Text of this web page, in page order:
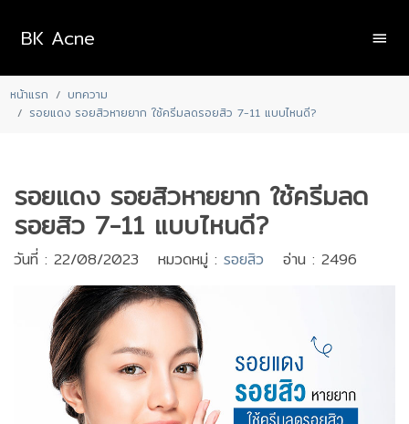
BK Acne
หน้าแรก
บทความ
รอยแดง รอยสิวหายยาก ใช้ครีมลดรอยสิว 7-11 แบบไหนดี?
รอยแดง รอยสิวหายยาก ใช้ครีมลด
รอยสิว 7-11 แบบไหนดี?
วันที่ : 22/08/2023 หมวดหมู่ : รอยสิว อ่าน : 2496